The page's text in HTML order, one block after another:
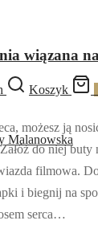
Koszyk
wiązana
możesz ją
do niej
filmowa.
i biegnij na
serca…